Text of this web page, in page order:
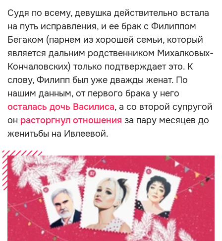
Судя по всему, девушка действительно встала
на путь исправления, и ее брак с Филиппом
Бегаком (парнем из хорошей семьи, который
является дальним родственником Михалковых-
Кончаловских) только подтверждает это. К
слову, Филипп был уже дважды женат. По
нашим данным, от первого брака у него
осталась дочь Василиса, а со второй супругой
он расторгнул отношения за пару месяцев до
женитьбы на Ивлеевой.